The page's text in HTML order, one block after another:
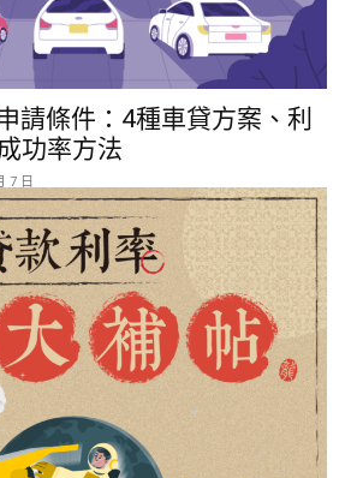
請條件：4種車貸方案、利
功率方法
7 日